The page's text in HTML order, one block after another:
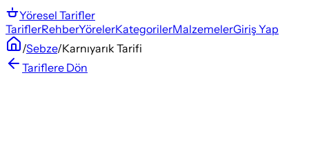
Yöresel Tarifler
TariflerRehberYörelerKategorilerMalzemelerGiriş Yap
/Sebze/Karnıyarık Tarifi
Tariflere Dön